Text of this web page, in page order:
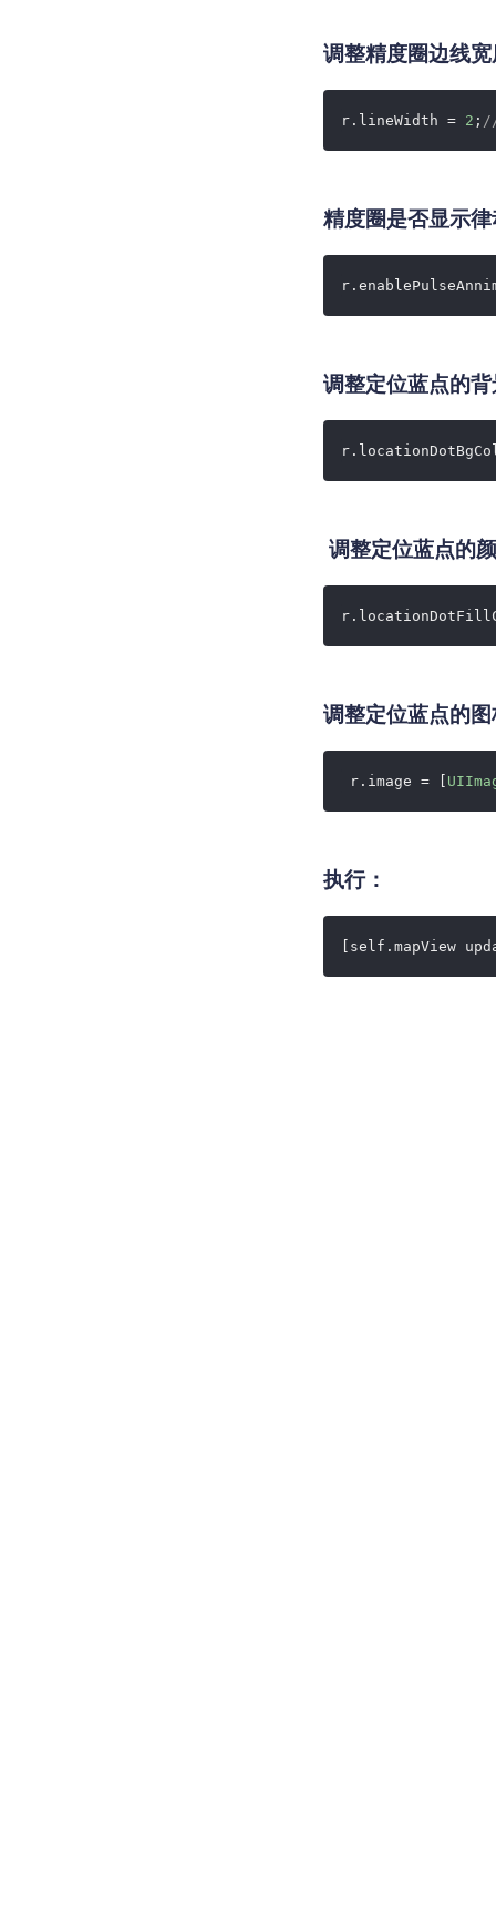
调整精度圈边线
r.lineWidth = 2 ;
精度圈是否显示
调整定位蓝点的
调整定位蓝点的
调整定位蓝点的
r.image = [
执行：
[self.mapView